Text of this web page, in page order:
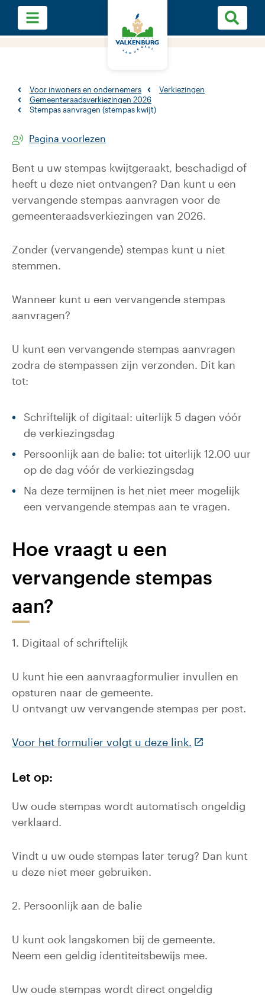
Voor inwoners en ondernemers
Verkiezingen
Gemeenteraadsverkiezingen 2026
Stempas aanvragen (stempas kwijt)
Pagina voorlezen
Bent u uw stempas kwijtgeraakt, beschadigd of
heeft u deze niet ontvangen? Dan kunt u een
vervangende stempas aanvragen voor de
gemeenteraadsverkiezingen van 2026.
Zonder (vervangende) stempas kunt u niet
stemmen.
Wanneer kunt u een vervangende stempas
aanvragen?
U kunt een vervangende stempas aanvragen
zodra de stempassen zijn verzonden. Dit kan
tot:
Schriftelijk of digitaal: uiterlijk 5 dagen vóór
de verkiezingsdag
Persoonlijk aan de balie: tot uiterlijk 12.00 uur
op de dag vóór de verkiezingsdag
Na deze termijnen is het niet meer mogelijk
een vervangende stempas aan te vragen.
Hoe vraagt u een
vervangende stempas
aan?
1. Digitaal of schriftelijk
U kunt hie een aanvraagformulier invullen en
opsturen naar de gemeente.
U ontvangt uw vervangende stempas per post.
Voor het formulier volgt u deze link. (Deze link
Let op:
Uw oude stempas wordt automatisch ongeldig
verklaard.
Vindt u uw oude stempas later terug? Dan kunt
u deze niet meer gebruiken.
2. Persoonlijk aan de balie
U kunt ook langskomen bij de gemeente.
Neem een geldig identiteitsbewijs mee.
Uw oude stempas wordt direct ongeldig